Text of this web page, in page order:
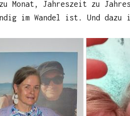
zu Monat, Jahreszeit zu
im Wandel ist. Und